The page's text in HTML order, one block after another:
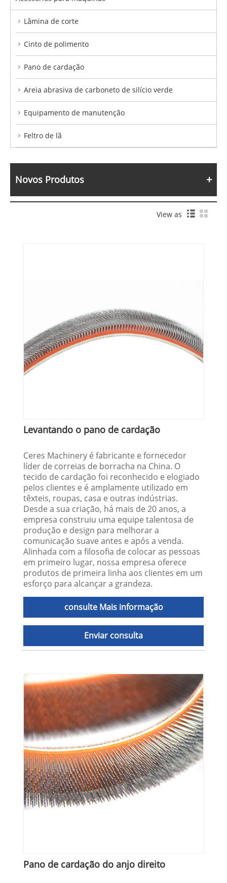
Lâmina de corte
Cinto de polimento
Pano de cardação
Areia abrasiva de carboneto de silício verde
Equipamento de manutenção
Feltro de lã
Novos Produtos
View as
Levantando o pano de cardação
Ceres Machinery é fabricante e fornecedor
líder de correias de borracha na China. O
tecido de cardação foi reconhecido e elogiado
pelos clientes e é amplamente utilizado em
têxteis, roupas, casa e outras indústrias.
Desde a sua criação, há mais de 20 anos, a
empresa construiu uma equipe talentosa de
produção e design para melhorar a
comunicação suave antes e após a venda.
Alinhada com a filosofia de colocar as pessoas
em primeiro lugar, nossa empresa oferece
produtos de primeira linha aos clientes em um
esforço para alcançar a grandeza.
consulte Mais informação
Enviar consulta
Pano de cardação do anjo direito